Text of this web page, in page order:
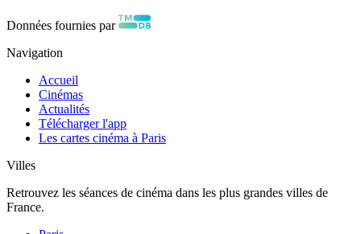
Données fournies par
Navigation
Accueil
Cinémas
Actualités
Télécharger l'app
Les cartes cinéma à Paris
Villes
Retrouvez les séances de cinéma dans les plus grandes villes de
France.